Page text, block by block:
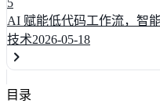
5
AI 赋能低代码工作流，智
技术2026-05-18
目录